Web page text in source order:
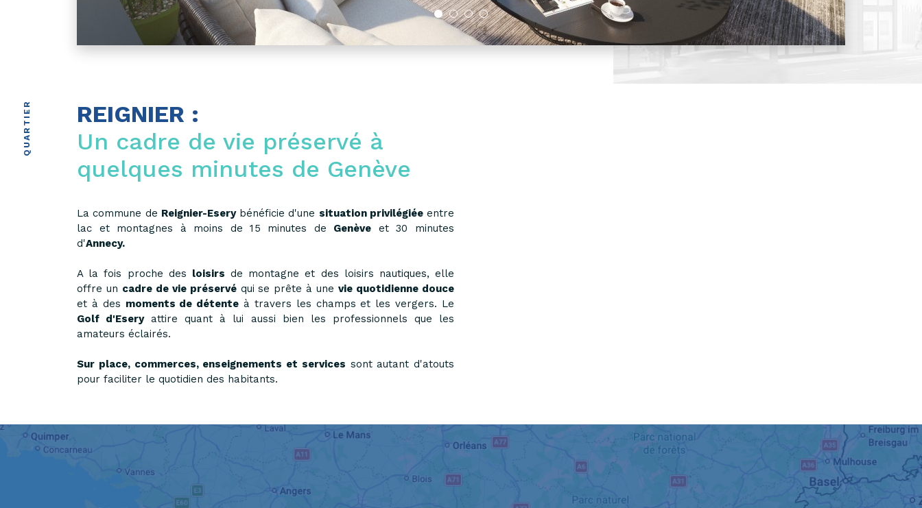
QUARTIER
REIGNIER :
Un cadre de vie préservé à
quelques minutes de Genève
La commune de Reignier-Eserybénéficie d'une situation privilégiéeentre
lac et montagnes à moins de 15 minutes de Genève et 30 minutes
d'Annecy.
A la fois proche des loisirs de montagne et des loisirs nautiques, elle
offre un cadre de vie préservéqui se prête à unevie quotidienne douce
et à des moments de détente à travers les champs et les vergers. Le
Golf d'Eseryattire quant à lui aussi bien les professionnels que les
amateurs éclairés.
Sur place, commerces, enseignements et services sont autant d'atouts
pour faciliter le quotidien des habitants.